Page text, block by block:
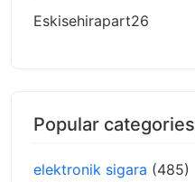
Eskisehirapart26
Popular categories
elektronik sigara (485)